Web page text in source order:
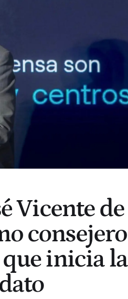
Vicente de
consejero
inicia la